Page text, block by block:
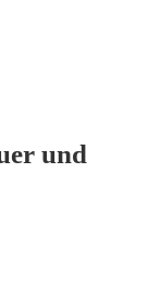
und